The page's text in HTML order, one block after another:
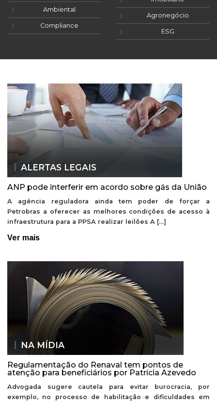
Ambiental
Compliance
Agronegócio
ESG
ALERTAS LEGAIS
ANP pode interferir em acordo sobre gás da União
A agência reguladora ainda tem poder de forçar a
Petrobras a oferecer as melhores condições de acesso à
infraestrutura para a PPSA realizar leilões A […]
Ver mais
NA MÍDIA
Regulamentação do Renaval tem pontos de
atenção para beneficiários por Patrícia Azevedo
Advogada sugere cautela para evitar burocracia, por
exemplo, no processo de habilitação e dificuldades em